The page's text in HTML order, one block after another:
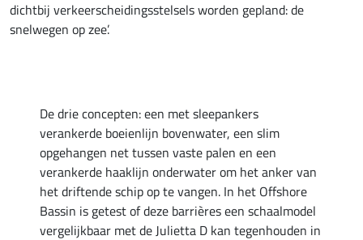
dichtbij verkeerscheidingsstelsels worden gepland: de
snelwegen op zee’.
De drie concepten: een met sleepankers
verankerde boeienlijn bovenwater, een slim
opgehangen net tussen vaste palen en een
verankerde haaklijn onderwater om het anker van
het driftende schip op te vangen. In het Offshore
Bassin is getest of deze barrières een schaalmodel
vergelijkbaar met de Julietta D kan tegenhouden in